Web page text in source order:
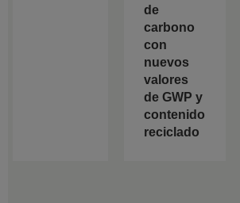
de
carbono
con
nuevos
valores
de GWP y
contenido
reciclado